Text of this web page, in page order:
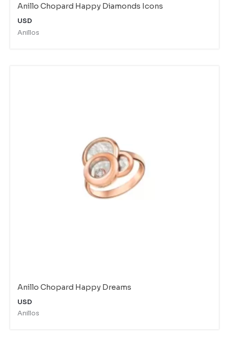
Anillo Chopard Happy Diamonds Icons
USD
Anillos
Anillo Chopard Happy Dreams
USD
Anillos